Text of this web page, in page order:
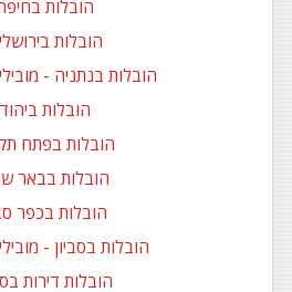
הובלות
הובלות
הובלות בנתניה -
הובלות ביהוד
הובלות בפתח
הובלות בבאר
הובלות בכפר
הובלות בסביון -
הובלות דירות